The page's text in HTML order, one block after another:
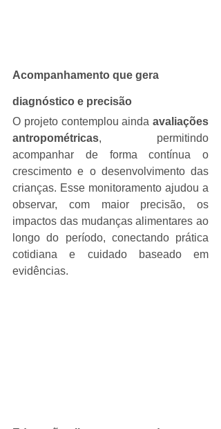
Acompanhamento que gera
diagnóstico e precisão
O projeto contemplou ainda avaliações
antropométricas, permitindo
acompanhar de forma contínua o
crescimento e o desenvolvimento das
crianças. Esse monitoramento ajudou a
observar, com maior precisão, os
impactos das mudanças alimentares ao
longo do período, conectando prática
cotidiana e cuidado baseado em
evidências.